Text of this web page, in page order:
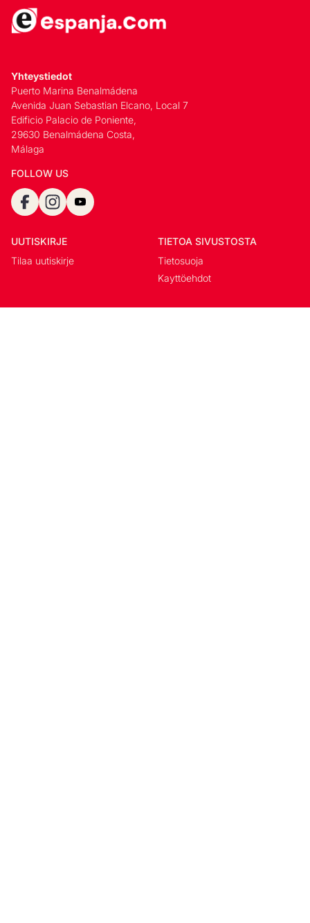
Yhteystiedot
Puerto Marina Benalmádena
Avenida Juan Sebastian Elcano, Local 7
Edificio Palacio de Poniente,
29630 Benalmádena Costa,
Málaga
FOLLOW US
UUTISKIRJE
Tilaa uutiskirje
TIETOA SIVUSTOSTA
Tietosuoja
Kayttöehdot